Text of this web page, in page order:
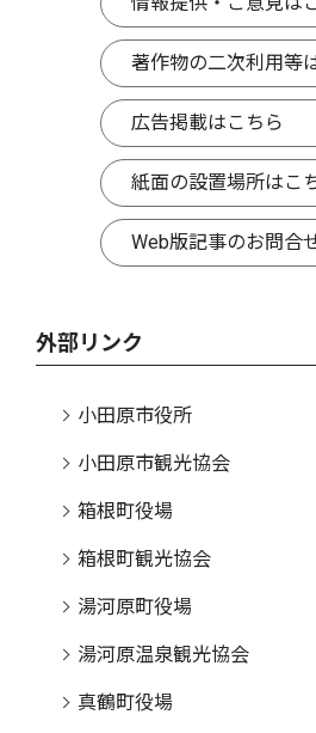
著作物の二次利用等
広告掲載はこちら
紙面の設置場所はこ
Web版記事のお問合
外部リンク
小田原市役所
小田原市観光協会
箱根町役場
箱根町観光協会
湯河原町役場
湯河原温泉観光協会
真鶴町役場